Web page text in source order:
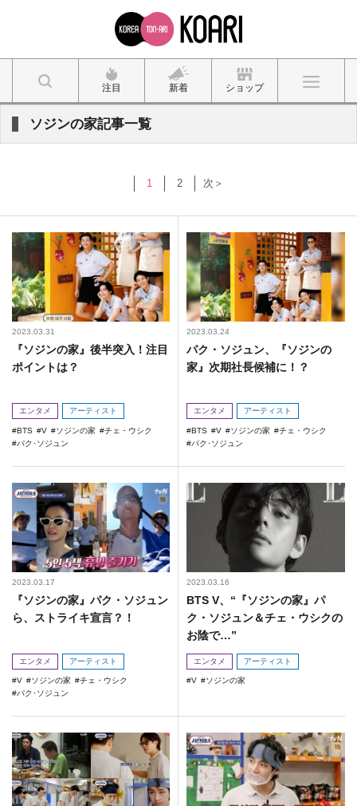
注目 新着 ショップ
ソジンの家記事一覧
1 2 次＞
2023.03.31
『ソジンの家』後半突入！注目
ポイントは？
エンタメ アーティスト
BTS V ソジンの家
チェ・ウシク
パク･ソジュン
2023.03.24
パク・ソジュン、『ソジンの
家』次期社長候補に！？
エンタメ アーティスト
BTS V ソジンの家
チェ・ウシク
パク･ソジュン
2023.03.17
『ソジンの家』パク・ソジュン
ら、ストライキ宣言？！
エンタメ アーティスト
V ソジンの家
チェ・ウシク
パク･ソジュン
2023.03.16
BTS V、“『ソジンの家』パ
ク・ソジュン＆チェ・ウシクの
お陰で…”
エンタメ アーティスト
V ソジンの家